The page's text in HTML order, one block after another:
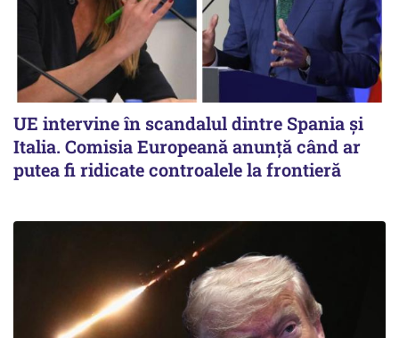
UE intervine în scandalul dintre Spania și
Italia. Comisia Europeană anunță când ar
putea fi ridicate controalele la frontieră